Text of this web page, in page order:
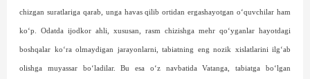
chizgan suratlariga qarab, unga havas qilib ortidan ergashayotgan o‘quvchilar ham
ko‘p. Odatda ijodkor ahli, xususan, rasm chizishga mehr qo‘yganlar hayotdagi
boshqalar ko‘ra olmaydigan jarayonlarni, tabiatning eng nozik xislatlarini ilg‘ab
olishga muyassar bo‘ladilar. Bu esa o‘z navbatida Vatanga, tabiatga bo‘lgan